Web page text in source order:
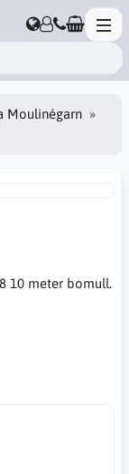
Moulinégarn
10 meter bomull.